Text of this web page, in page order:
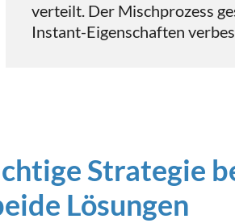
verteilt. Der Mischprozess
Instant-Eigenschaften
Strategie
Lösungen